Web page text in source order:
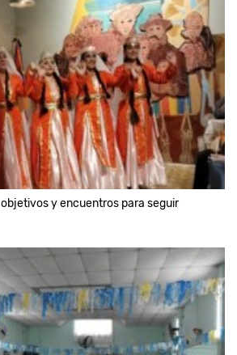
y encuentros para seguir